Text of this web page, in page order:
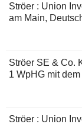
Ströer : Union
am Main,
Ströer SE & Co.
1 WpHG mit
Ströer : Union